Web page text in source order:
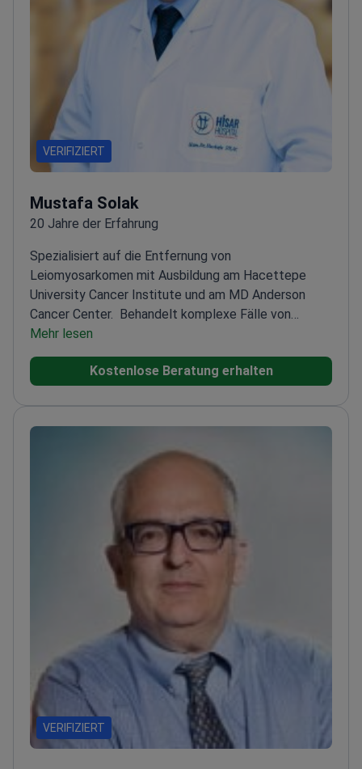
VERIFIZIERT
Mustafa Solak
20 Jahre der Erfahrung
Spezialisiert auf die Entfernung von
Leiomyosarkomen mit Ausbildung am Hacettepe
University Cancer Institute und am MD Anderson
Cancer Center. Behandelt komplexe Fälle von
Weichteilsarkomen
einem der weltweit führenden KrebszentrenTätig in
einer JCI-akkreditierten Einrichtung mit
Mehr lesen
Kostenlose Beratung erhalten
VERIFIZIERT